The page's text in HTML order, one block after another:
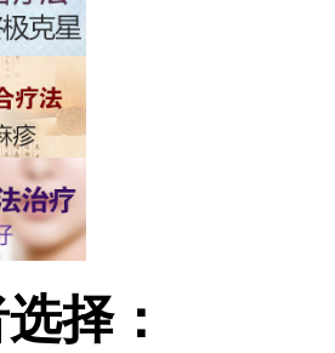
择：